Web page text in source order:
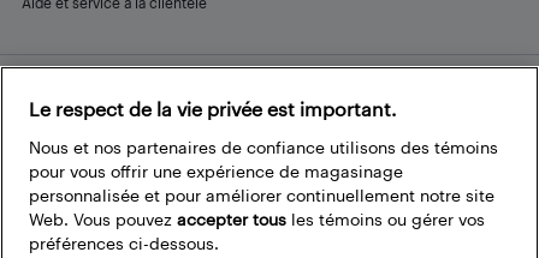
Restez connecté
FacebookInstagram
PinterestLinkedInYouTube
Le respect de la vie privée est important.
Nous et nos partenaires de confiance utilisons des témoins
pour vous offrir une expérience de magasinage
personnalisée et pour améliorer continuellement notre site
Web. Vous pouvez accepter tous les témoins ou gérer vos
préférences ci-dessous.